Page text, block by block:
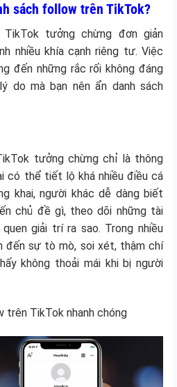
sách follow trên TikTok?
tưởng chừng đơn giản
nhiều khía cạnh riêng tư. Việc
đến những rắc rối không đáng
do mà bạn nên ẩn danh sách
tưởng chừng chỉ là thông
có thể tiết lộ khá nhiều điều cá
khai, người khác dễ dàng biết
chủ đề gì, theo dõi những tài
giải trí ra sao. Trong nhiều
đến sự tò mò, soi xét, thậm chí
không thoải mái khi bị người
trên TikTok nhanh chóng